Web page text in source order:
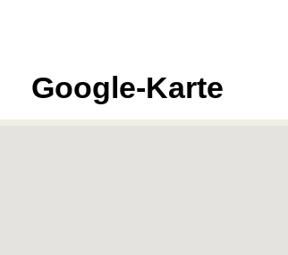
Google-Karte